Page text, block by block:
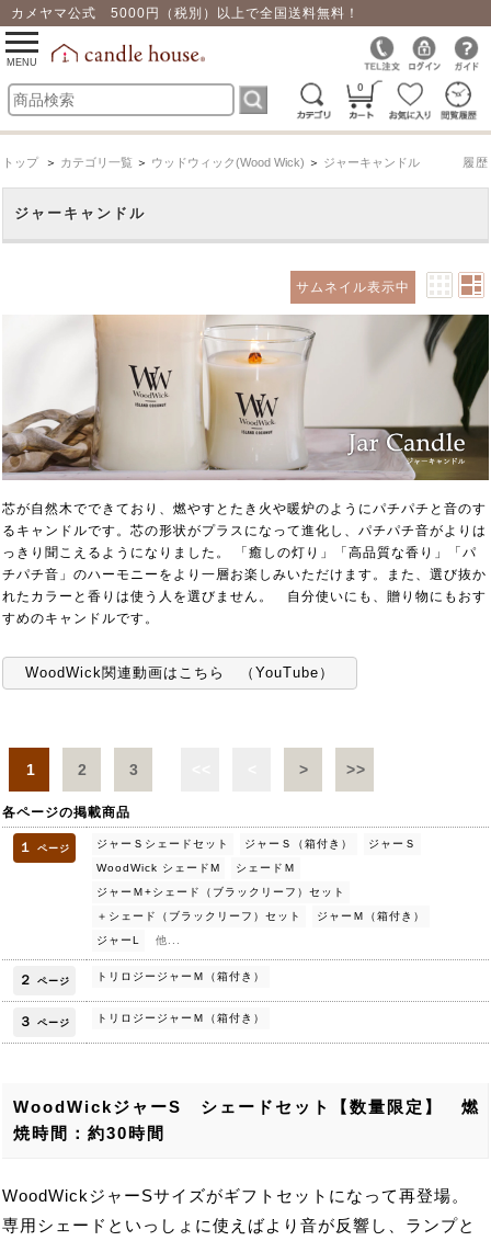
カメヤマ公式 5000円（税別）以上で全国送料無料！
0
toggle
navigation
MENU
トップ ＞ カテゴリ一覧 ＞ ウッドウィック(Wood Wick) ＞ ジャーキャンドル 履歴
ジャーキャンドル
サムネイル表示中
芯が自然木でできており、燃やすとたき火や暖炉のようにパチパチと音のす
るキャンドルです。芯の形状がプラスになって進化し、パチパチ音がよりは
っきり聞こえるようになりました。 「癒しの灯り」「高品質な香り」「パ
チパチ音」のハーモニーをより一層お楽しみいただけます。また、選び抜か
れたカラーと香りは使う人を選びません。 自分使いにも、贈り物にもおす
すめのキャンドルです。
WoodWick関連動画はこちら （YouTube）
1 2 3 > >>
各ページの掲載商品
１ ページ ジャーＳシェードセット ジャーＳ（箱付き）
ジャーＳ
WoodWick シェードM
シェードＭ
ジャーＭ+シェード（ブラックリーフ）セット
＋シェード（ブラックリーフ）セット
ジャーＭ（箱付き）
ジャーL
他...
２ ページ トリロジージャーＭ（箱付き）
３ ページ トリロジージャーＭ（箱付き）
WoodWickジャーS シェードセット【数量限定】 燃
焼時間：約30時間
WoodWickジャーSサイズがギフトセットになって再登場。
専用シェードといっしょに使えばより音が反響し、ランプと